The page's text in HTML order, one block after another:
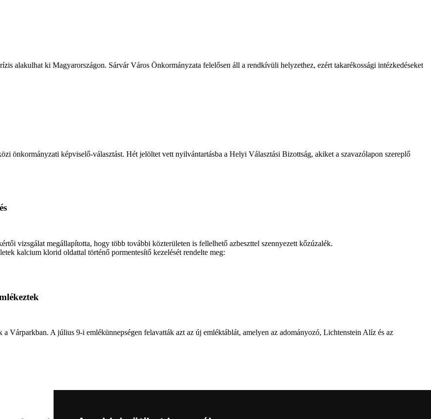
alakulhat ki Magyarországon. Sárvár Város Önkormányzata felelősen áll a rendkívüli helyzethez, ezért takarékossági intézkedéseket
önkormányzati képviselő-választást. Hét jelöltet vett nyilvántartásba a Helyi Választási Bizottság, akiket a szavazólapon szereplő
vizsgálat megállapította, hogy több további közterületen is fellelhető azbeszttel szennyezett kőzúzalék.
kalcium klorid oldattal történő pormentesítő kezelését rendelte meg:
Várparkban. A július 9-i emlékünnepségen felavatták azt az új emléktáblát, amelyen az adományozó, Lichtenstein Alíz és az